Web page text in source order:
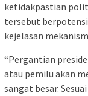
ketidakpastian
tersebut berpotensi
kejelasan
“Pergantian
atau pemilu akan
sangat besar.